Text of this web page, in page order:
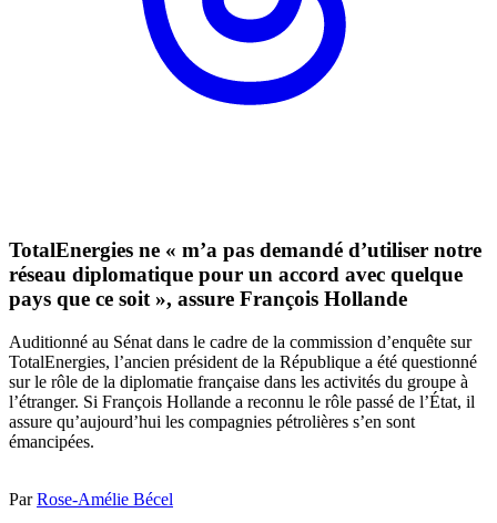
TotalEnergies ne « m’a pas demandé d’utiliser notre
réseau diplomatique pour un accord avec quelque
pays que ce soit », assure François Hollande
Auditionné au Sénat dans le cadre de la commission d’enquête sur
TotalEnergies, l’ancien président de la République a été questionné
sur le rôle de la diplomatie française dans les activités du groupe à
l’étranger. Si François Hollande a reconnu le rôle passé de l’État, il
assure qu’aujourd’hui les compagnies pétrolières s’en sont
émancipées.
ParRose-Amélie Bécel